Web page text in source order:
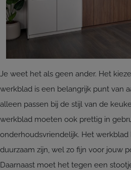
Je weet het als geen ander. Het
werkblad is een belangrijk punt van
alleen passen bij de stijl van de
werkblad moeten ook prettig in
onderhoudsvriendelijk. Het
duurzaam zijn, wel zo fijn voor jouw
Daarnaast moet het tegen een